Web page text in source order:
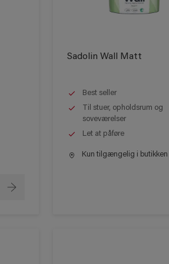
Sadolin Wall Matt
Best seller
Til stuer, opholdsrum og
soveværelser
Let at påføre
Kun tilgængelig i butikken